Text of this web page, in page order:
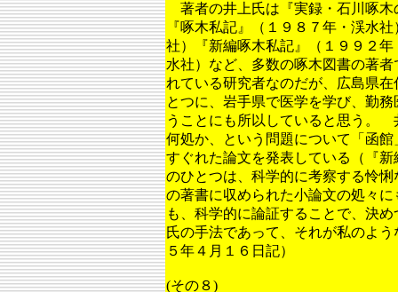
著者の井上氏は『実録・石川啄木
『啄木私記』（１９８７年・渓水
社）『新編啄木私記』（１９９２
水社）など、多数の啄木図書の著
れている研究者なのだが、広島県
とつに、岩手県で医学を学び、勤
うことにも所以していると思う。
何処か、という問題について「函
すぐれた論文を発表している（『
のひとつは、科学的に考察する怜
の著書に収められた小論文の処々
も、科学的に論証することで、決
氏の手法であって、それが私のよ
５年４月１６日記）
(その８)